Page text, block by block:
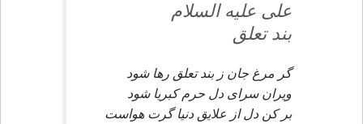
على عليه السلام
بند تعلق
گر مرغ جان ز بند تعلق رها شود
ويران سراى دل حرم كبريا شود
بر كن دل از علايق دنيا گرت هواست